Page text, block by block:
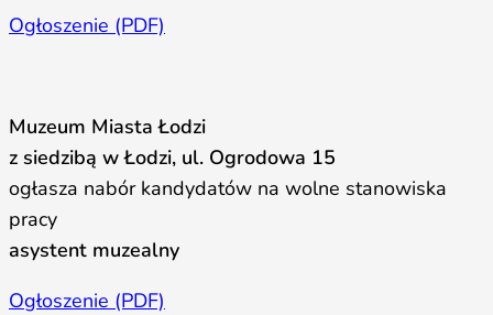
Ogłoszenie (PDF)
Muzeum Miasta Łodzi
z siedzibą w Łodzi, ul. Ogrodowa 15
ogłasza nabór kandydatów na wolne stanowiska
pracy
asystent muzealny
Ogłoszenie (PDF)